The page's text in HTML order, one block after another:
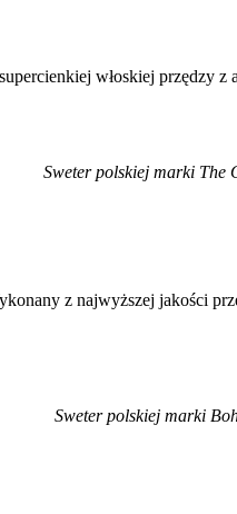
włoskiej przędzy z
Sweter polskiej marki The
z najwyższej jakości
Sweter polskiej marki